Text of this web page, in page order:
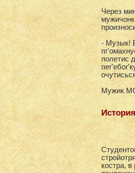
Через
- Музык!
полетис
Мужик
костра,